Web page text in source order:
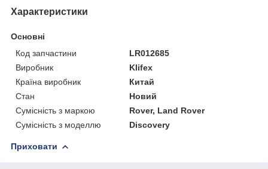
Характеристики
Основні
Код запчастини
LR012685
Виробник
Klifex
Країна виробник
Китай
Стан
Новий
Сумісність з маркою
Rover, Land Rover
Сумісність з моделлю
Discovery
Приховати